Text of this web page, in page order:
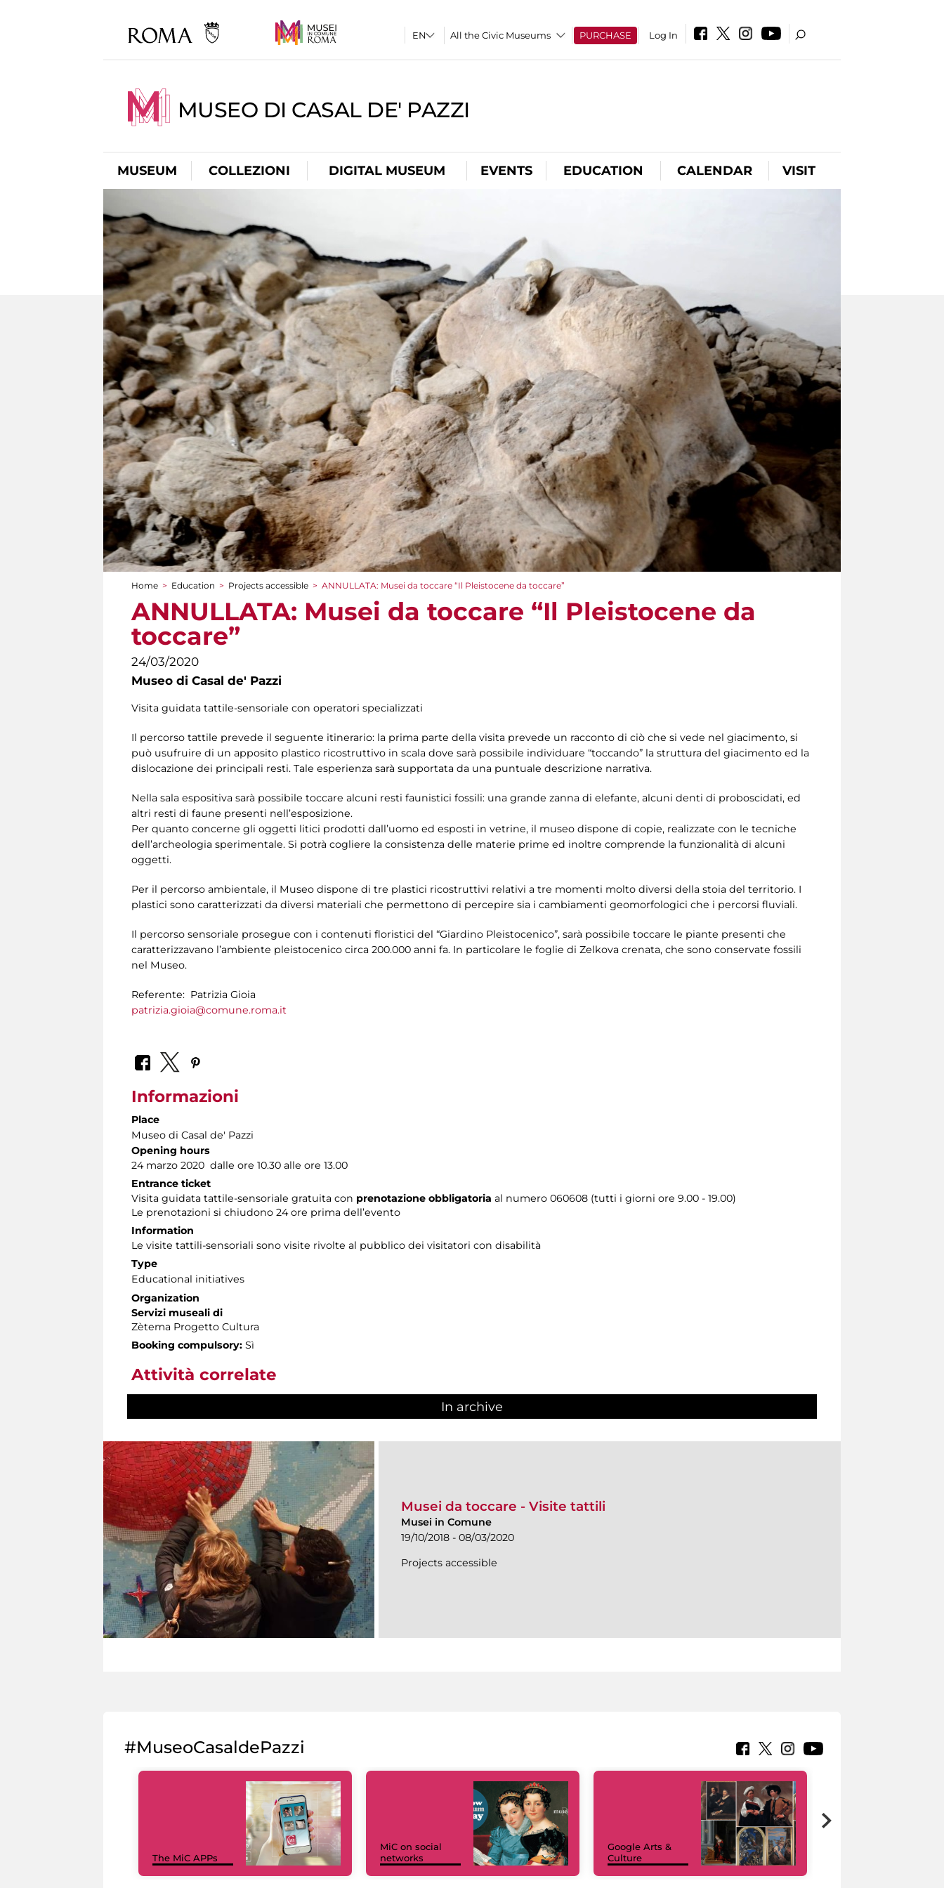
All the Civic Museums PURCHASE Log In
MUSEO DI CASAL DE' PAZZI
MUSEUM COLLEZIONI DIGITAL MUSEUM EVENTS EDUCATION CALENDAR VISIT
You are here
Home > Education > Projects accessible > ANNULLATA: Musei da toccare “Il Pleistocene da toccare”
ANNULLATA: Musei da toccare “Il Pleistocene da
toccare”
24/03/2020
Museo di Casal de' Pazzi
Visita guidata tattile-sensoriale con operatori specializzati
Il percorso tattile prevede il seguente itinerario: la prima parte della visita prevede un racconto di ciò che si vede nel giacimento, si
può usufruire di un apposito plastico ricostruttivo in scala dove sarà possibile individuare “toccando” la struttura del giacimento ed la
dislocazione dei principali resti. Tale esperienza sarà supportata da una puntuale descrizione narrativa.
Nella sala espositiva sarà possibile toccare alcuni resti faunistici fossili: una grande zanna di elefante, alcuni denti di proboscidati, ed
altri resti di faune presenti nell’esposizione.
Per quanto concerne gli oggetti litici prodotti dall’uomo ed esposti in vetrine, il museo dispone di copie, realizzate con le tecniche
dell’archeologia sperimentale. Si potrà cogliere la consistenza delle materie prime ed inoltre comprende la funzionalità di alcuni
oggetti.
Per il percorso ambientale, il Museo dispone di tre plastici ricostruttivi relativi a tre momenti molto diversi della stoia del territorio. I
plastici sono caratterizzati da diversi materiali che permettono di percepire sia i cambiamenti geomorfologici che i percorsi fluviali.
Il percorso sensoriale prosegue con i contenuti floristici del “Giardino Pleistocenico”, sarà possibile toccare le piante presenti che
caratterizzavano l’ambiente pleistocenico circa 200.000 anni fa. In particolare le foglie di Zelkova crenata, che sono conservate fossili
nel Museo.
Referente: Patrizia Gioia
patrizia.gioia@comune.roma.it
Informazioni
Place
Museo di Casal de' Pazzi
Opening hours
24 marzo 2020 dalle ore 10.30 alle ore 13.00
Entrance ticket
Visita guidata tattile-sensoriale gratuita con prenotazione obbligatoria al numero 060608 (tutti i giorni ore 9.00 - 19.00)
Le prenotazioni si chiudono 24 ore prima dell’evento
Information
Le visite tattili-sensoriali sono visite rivolte al pubblico dei visitatori con disabilità
Type
Educational initiatives
Organization
Servizi museali di
Zètema Progetto Cultura
Booking compulsory: Sì
Attività correlate
In archive
Musei da toccare - Visite tattili
Musei in Comune
19/10/2018 - 08/03/2020
Projects accessible
#MuseoCasaldePazzi
The MiC APPs
MiC on social
networks
Google Arts &
Culture